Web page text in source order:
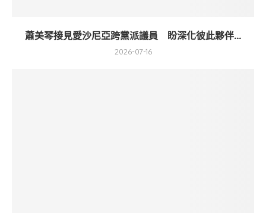
蕭美琴接見愛沙尼亞跨黨派議員 盼深化彼此夥伴...
2026-07-16